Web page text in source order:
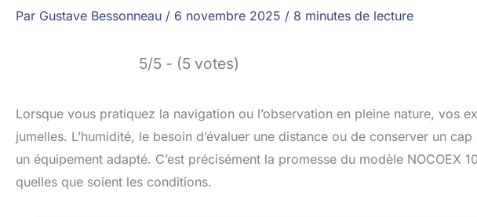
Par Gustave Bessonneau / 6 novembre 2025 / 8 minutes de lecture
5/5 - (5 votes)
Lorsque vous pratiquez la navigation ou l’observation en pleine nature, vos
jumelles. L’humidité, le besoin d’évaluer une distance ou de conserver un
un équipement adapté. C’est précisément la promesse du modèle
quelles que soient les conditions.